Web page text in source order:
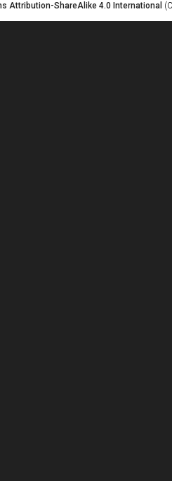
Attribution-ShareAlike 4.0 International